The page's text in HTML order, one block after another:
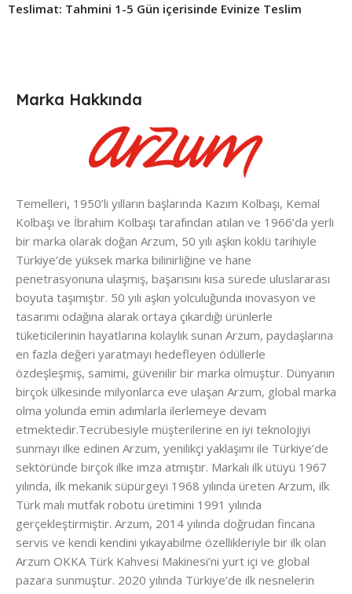
Teslimat: Tahmini 1-5 Gün içerisinde Evinize Teslim ​
Marka Hakkında
Temelleri, 1950’li yılların başlarında Kazım Kolbaşı, Kemal
Kolbaşı ve İbrahim Kolbaşı tarafından atılan ve 1966’da yerli
bir marka olarak doğan Arzum, 50 yılı aşkın köklü tarihiyle
Türkiye’de yüksek marka bilinirliğine ve hane
penetrasyonuna ulaşmış, başarısını kısa sürede uluslararası
boyuta taşımıştır. 50 yılı aşkın yolculuğunda inovasyon ve
tasarımı odağına alarak ortaya çıkardığı ürünlerle
tüketicilerinin hayatlarına kolaylık sunan Arzum, paydaşlarına
en fazla değeri yaratmayı hedefleyen ödüllerle
özdeşleşmiş, samimi, güvenilir bir marka olmuştur. Dünyanın
birçok ülkesinde milyonlarca eve ulaşan Arzum, global marka
olma yolunda emin adımlarla ilerlemeye devam
etmektedir.Tecrübesiyle müşterilerine en iyi teknolojiyi
sunmayı ilke edinen Arzum, yenilikçi yaklaşımı ile Türkiye’de
sektöründe birçok ilke imza atmıştır. Markalı ilk ütüyü 1967
yılında, ilk mekanik süpürgeyi 1968 yılında üreten Arzum, ilk
Türk malı mutfak robotu üretimini 1991 yılında
gerçekleştirmiştir. Arzum, 2014 yılında doğrudan fincana
servis ve kendi kendini yıkayabilme özellikleriyle bir ilk olan
Arzum OKKA Türk Kahvesi Makinesi’ni yurt içi ve global
pazara sunmuştur. 2020 yılında Türkiye’de ilk nesnelerin